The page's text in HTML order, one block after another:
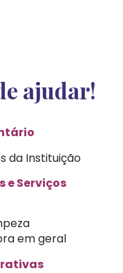
ajudar!
da Instituição
e Serviços
em geral